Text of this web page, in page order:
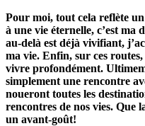
Pour moi, tout cela reflète
à une vie éternelle, c’est ma
au-delà est déjà vivifiant,
ma vie. Enfin, sur ces
vivre profondément.
simplement une rencontre
noueront toutes les
rencontres de nos vies. Que
un avant-goût!